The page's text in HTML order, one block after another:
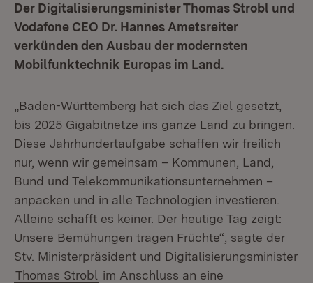
Der Digitalisierungsminister Thomas Strobl und
Vodafone CEO Dr. Hannes Ametsreiter
verkünden den Ausbau der modernsten
Mobilfunktechnik Europas im Land.
„Baden-Württemberg hat sich das Ziel gesetzt,
bis 2025 Gigabitnetze ins ganze Land zu bringen.
Diese Jahrhundertaufgabe schaffen wir freilich
nur, wenn wir gemeinsam – Kommunen, Land,
Bund und Telekommunikationsunternehmen –
anpacken und in alle Technologien investieren.
Alleine schafft es keiner. Der heutige Tag zeigt:
Unsere Bemühungen tragen Früchte“, sagte der
Stv. Ministerpräsident und Digitalisierungsminister
Thomas Strobl im Anschluss an eine